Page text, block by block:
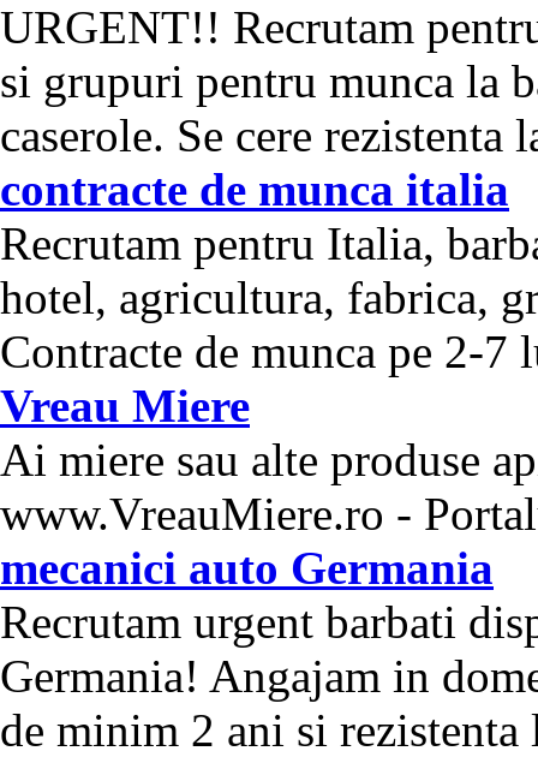
URGENT!! Recrutam
si grupuri pentru munca la
caserole. Se cere rezistenta
contracte de munca italia
Recrutam pentru Italia,
hotel, agricultura, fabrica,
Contracte de munca pe 2-7
Vreau Miere
Ai miere sau alte produse
www.VreauMiere.ro -
mecanici auto Germania
Recrutam urgent barbati
Germania! Angajam in
de minim 2 ani si rezistenta